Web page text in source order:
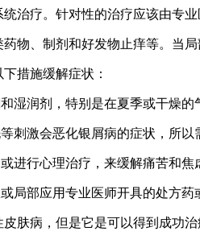
治疗。针对性的治疗应该由专业
物、制剂和好发物止痒等。当
措施缓解症状：
湿润剂，特别是在夏季或干燥的
刺激会恶化银屑病的症状，所
进行心理治疗，来缓解痛苦和焦
局部应用专业医师开具的处方药
肤病，但是它是可以得到成功